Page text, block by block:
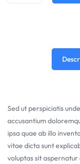
Sed ut perspiciatis
accusantium
ipsa quae ab illo
vitae dicta sunt
voluptas sit